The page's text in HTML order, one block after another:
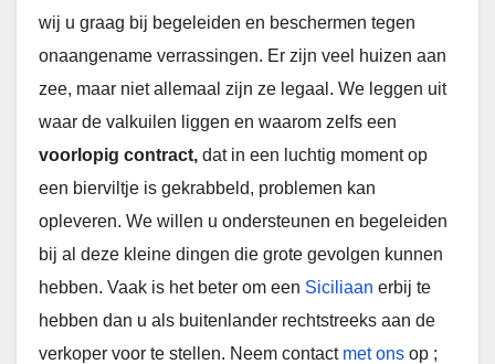
wij u graag bij begeleiden en beschermen tegen
onaangename verrassingen. Er zijn veel huizen aan
zee, maar niet allemaal zijn ze legaal. We leggen uit
waar de valkuilen liggen en waarom zelfs een
voorlopig contract, dat in een luchtig moment op
een bierviltje is gekrabbeld, problemen kan
opleveren. We willen u ondersteunen en begeleiden
bij al deze kleine dingen die grote gevolgen kunnen
hebben. Vaak is het beter om een ​​Siciliaan erbij te
hebben dan u als buitenlander rechtstreeks aan de
verkoper voor te stellen. Neem contact met ons op ;